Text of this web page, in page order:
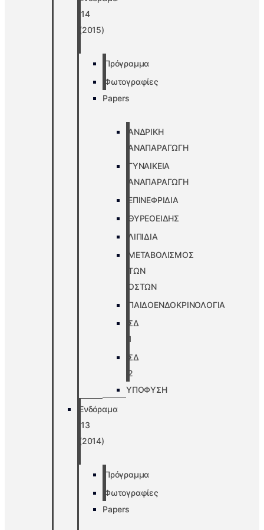
’14
(2015)
Πρόγραμμα
Φωτογραφίες
Papers
ΑΝΔΡΙΚΗ
ΑΝΑΠΑΡΑΓΩΓΗ
ΓΥΝΑΙΚΕΙΑ
ΑΝΑΠΑΡΑΓΩΓΗ
ΕΠΙΝΕΦΡΙΔΙΑ
ΘΥΡΕΟΕΙΔΗΣ
ΛΙΠΙΔΙΑ
ΜΕΤΑΒΟΛΙΣΜΟΣ
ΤΩΝ
ΟΣΤΩΝ
ΠΑΙΔΟΕΝΔΟΚΡΙΝΟΛΟΓΙΑ
ΣΔ
1
ΣΔ
2
ΥΠΟΦΥΣΗ
Ενδόραμα
’13
(2014)
Πρόγραμμα
Φωτογραφίες
Papers